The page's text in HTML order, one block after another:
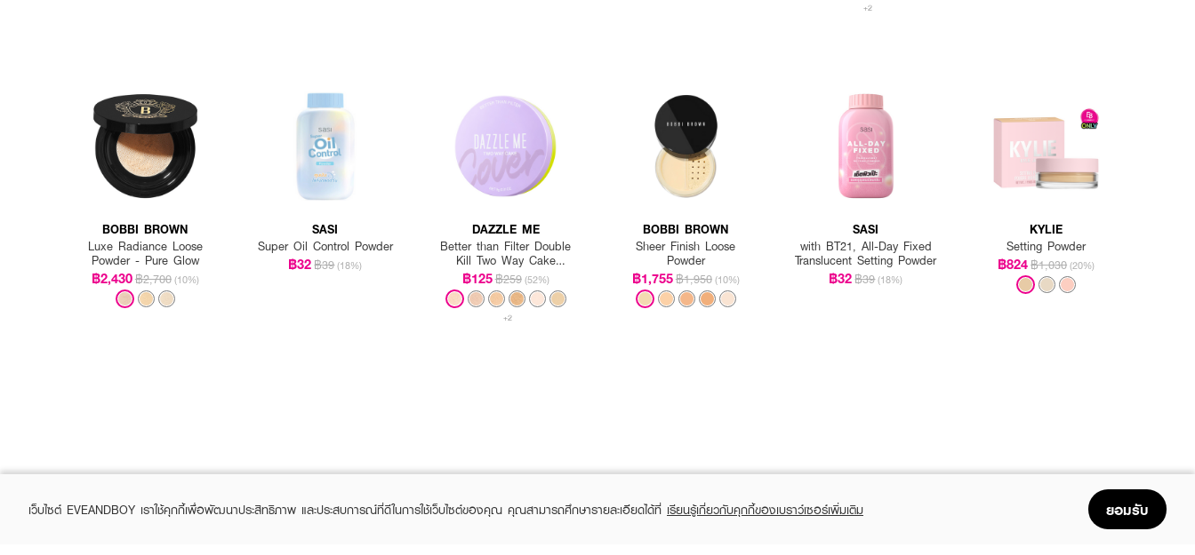
+2
BOBBI BROWN
Luxe Radiance Loose
Powder - Pure Glow
฿2,430฿2,700 (10%)
SASI
Super Oil Control Powder
฿32฿39 (18%)
DAZZLE ME
Better than Filter Double
Kill Two Way Cake
Powder
฿125฿259 (52%)
+2
BOBBI BROWN
Sheer Finish Loose
Powder
฿1,755฿1,950 (10%)
SASI
with BT21, All-Day Fixed
Translucent Setting Powder
฿32฿39 (18%)
KYLIE
Setting Powder
฿824฿1,030 (20%)
เว็บไซต์ EVEANDBOY เราใช้คุกกี้เพื่อพัฒนาประสิทธิภาพ และประสบการณ์ที่ดีในการใช้เว็บไซต์ของคุณ คุณสามารถศึกษารายละเอียดได้ที่ เรียนรู้เกี่ยวกับคุกกี้ของเบราว์เซอร์เพิ่มเติม ยอมรับ